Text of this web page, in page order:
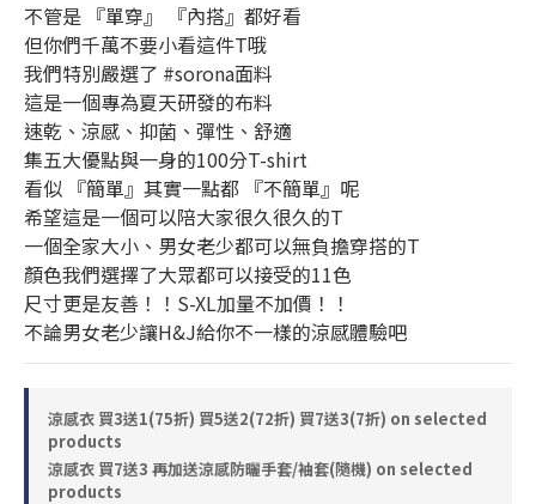
不管是 『單穿』 『內搭』都好看
但你們千萬不要小看這件T哦
我們特別嚴選了 #sorona面料
這是一個專為夏天研發的布料
速乾、涼感、抑菌、彈性、舒適
集五大優點與一身的100分T-shirt
看似 『簡單』其實一點都 『不簡單』呢
希望這是一個可以陪大家很久很久的T
一個全家大小、男女老少都可以無負擔穿搭的T
顏色我們選擇了大眾都可以接受的11色
尺寸更是友善！！S-XL加量不加價！！
不論男女老少讓H&J給你不一樣的涼感體驗吧
涼感衣 買3送1(75折) 買5送2(72折) 買7送3(7折) on selected
products
涼感衣 買7送3 再加送涼感防曬手套/袖套(隨機) on selected
products